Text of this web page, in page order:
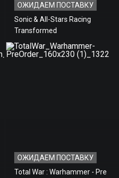
ОЖИДАЕМ ПОСТАВКУ
Sonic & All-Stars Racing
Transformed
ОЖИДАЕМ ПОСТАВКУ
Total War : Warhammer - Pre